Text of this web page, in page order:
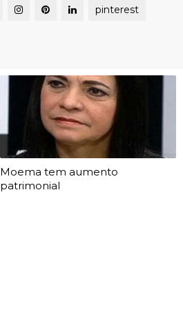
pinterest
Moema tem aumento
patrimonial